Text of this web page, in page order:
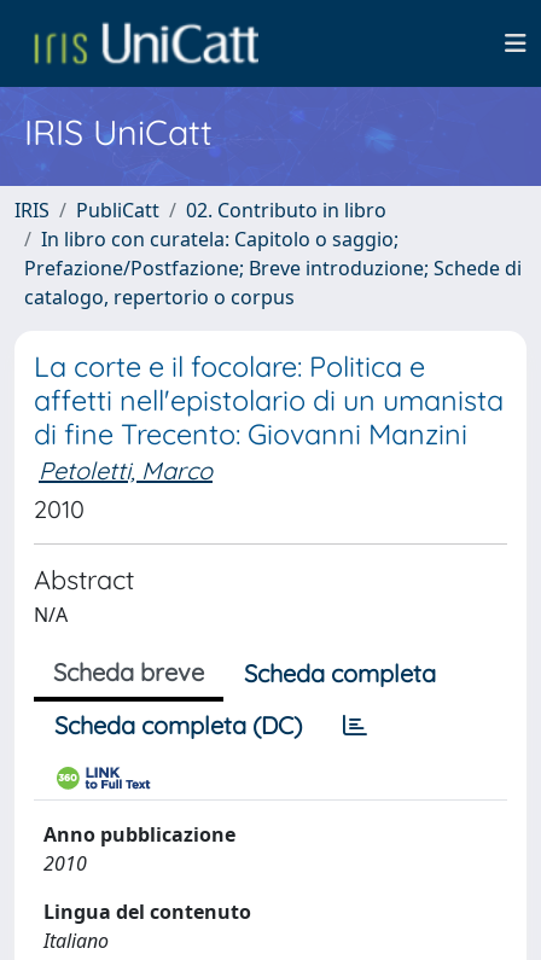
IRIS UniCatt
IRIS PubliCatt
02. Contributo in libro
In libro con curatela: Capitolo o saggio;
Prefazione/Postfazione; Breve introduzione; Schede di
catalogo, repertorio o corpus
La corte e il focolare: Politica e
affetti nell'epistolario di un umanista
di fine Trecento: Giovanni Manzini
Petoletti, Marco
2010
Abstract
N/A
Scheda breve
Scheda completa
Scheda completa (DC)
Anno pubblicazione
2010
Lingua del contenuto
Italiano